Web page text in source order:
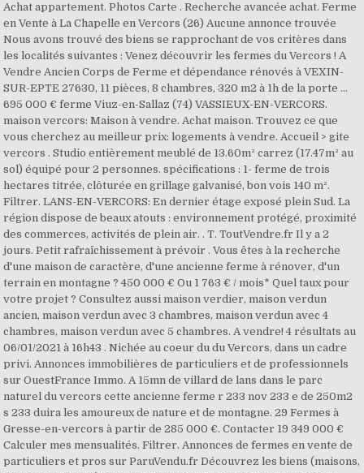
Achat appartement. Photos Carte . Recherche avancée achat. Ferme
en Vente à La Chapelle en Vercors (26) Aucune annonce trouvée
Nous avons trouvé des biens se rapprochant de vos critères dans
les localités suivantes : Venez découvrir les fermes du Vercors ! A
Vendre Ancien Corps de Ferme et dépendance rénovés à VEXIN-
SUR-EPTE 27630, 11 pièces, 8 chambres, 320 m2 à 1h de la porte …
695 000 € ferme Viuz-en-Sallaz (74) VASSIEUX-EN-VERCORS.
maison vercors: Maison à vendre. Achat maison. Trouvez ce que
vous cherchez au meilleur prix: logements à vendre. Accueil > gite
vercors . Studio entièrement meublé de 13.60m² carrez (17.47m² au
sol) équipé pour 2 personnes. spécifications : 1- ferme de trois
hectares titrée, clôturée en grillage galvanisé, bon vois 140 m².
Filtrer. LANS-EN-VERCORS: En dernier étage exposé plein Sud. La
région dispose de beaux atouts : environnement protégé, proximité
des commerces, activités de plein air. . T. ToutVendre.fr Il y a 2
jours. Petit rafraîchissement à prévoir . Vous êtes à la recherche
d'une maison de caractère, d'une ancienne ferme à rénover, d'un
terrain en montagne ? 450 000 € Ou 1 763 € / mois* Quel taux pour
votre projet ? Consultez aussi maison verdier, maison verdun
ancien, maison verdun avec 3 chambres, maison verdun avec 4
chambres, maison verdun avec 5 chambres. A vendre! 4 résultats au
06/01/2021 à 16h43 . Nichée au coeur du du Vercors, dans un cadre
privi. Annonces immobilières de particuliers et de professionnels
sur OuestFrance Immo. A 15mn de villard de lans dans le parc
naturel du vercors cette ancienne ferme r 233 nov 233 e de 250m2
s 233 duira les amoureux de nature et de montagne. 29 Fermes à
Gresse-en-vercors à partir de 285 000 €. Contacter 19 349 000 €
Calculer mes mensualités. Filtrer. Annonces de fermes en vente de
particuliers et pros sur ParuVendu.fr Découvrez les biens (maisons,